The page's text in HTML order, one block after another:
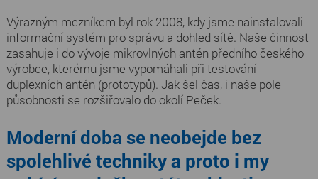
Výrazným mezníkem byl rok 2008, kdy jsme nainstalovali
informační systém pro správu a dohled sítě. Naše činnost
zasahuje i do vývoje mikrovlných antén předního českého
výrobce, kterému jsme vypomáhali při testování
duplexních antén (prototypů). Jak šel čas, i naše pole
působnosti se rozšiřovalo do okolí Peček.
Moderní doba se neobejde bez
spolehlivé techniky a proto i my